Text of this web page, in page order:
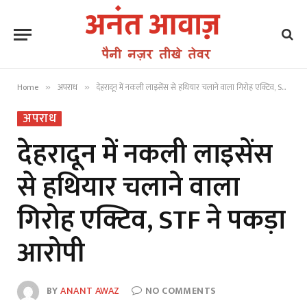
Home » अपराध » देहरादून में नकली लाइसेंस से हथियार चलाने वाला गिरोह एक्टिव, STF ने पकड़ा आरोपी
अपराध
देहरादून में नकली लाइसेंस
से हथियार चलाने वाला
गिरोह एक्टिव, STF ने पकड़ा
आरोपी
BYANANT AWAZ NO COMMENTS